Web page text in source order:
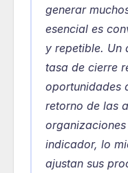
generar
esencial es
y repetible. Un
tasa de cierre
oportunidades
retorno de las
indicador, lo
ajustan sus